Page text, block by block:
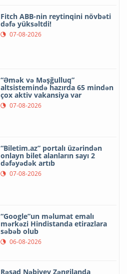
Fitch ABB-nin reytinqini növbəti
dəfə yüksəltdi!
07-08-2026
“Əmək və Məşğulluq”
altsistemində hazırda 65 mindən
çox aktiv vakansiya var
07-08-2026
“Biletim.az” portalı üzərindən
onlayn bilet alanların sayı 2
dəfəyədək artıb
07-08-2026
“Google”un məlumat emalı
mərkəzi Hindistanda etirazlara
səbəb olub
06-08-2026
Rəşad Nəbiyev Zəngilanda